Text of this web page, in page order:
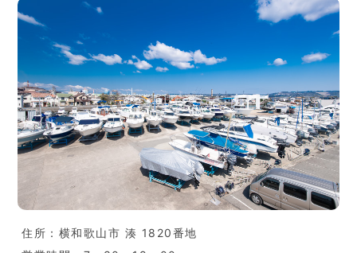
住所：横和歌山市 湊 1820番地